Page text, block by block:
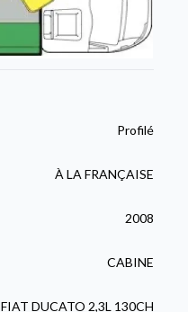
Profilé
À LA FRANÇAISE
2008
CABINE
FIAT DUCATO 2,3L 130CH